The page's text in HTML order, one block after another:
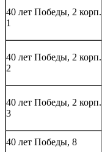
40 лет Победы, 2 корп.
1
40 лет Победы, 2 корп.
2
40 лет Победы, 2 корп.
3
40 лет Победы, 8